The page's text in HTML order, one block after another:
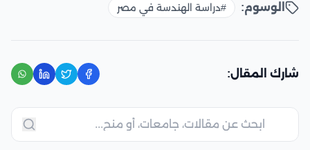
الوسوم: #دراسة الهندسة في مصر
شارك المقال: